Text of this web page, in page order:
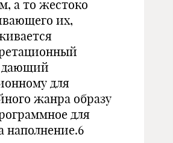
а то жестоко
их,
дающий
для
жанра образу
для
наполнение.6